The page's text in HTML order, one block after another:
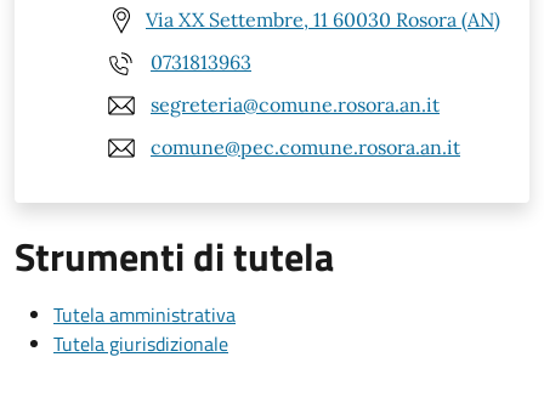
Via XX Settembre, 11 60030 Rosora (AN)
0731813963
segreteria@comune.rosora.an.it
comune@pec.comune.rosora.an.it
Strumenti di tutela
Tutela amministrativa
Tutela giurisdizionale